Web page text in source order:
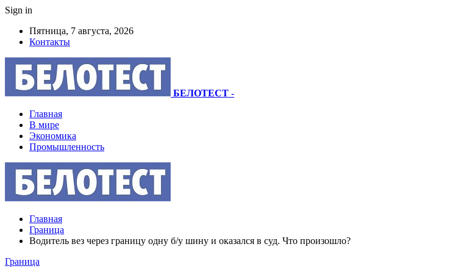
Sign in
Пятница, 7 августа, 2026
Контакты
БЕЛОТЕСТ -
Главная
В мире
Экономика
Промышленность
Главная
Граница
Водитель вез через границу одну б/у шину и оказался в суд. Что произошло?
Граница